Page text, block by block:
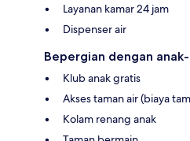
Layanan kamar 24 jam
Dispenser air
Bepergian dengan
Klub anak gratis
Akses taman air (biaya
Kolam renang anak